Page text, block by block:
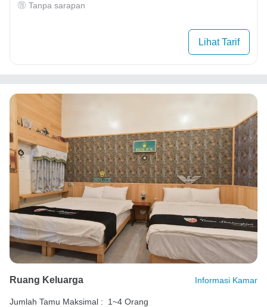
Tanpa sarapan
Lihat Tarif
Ruang Keluarga Informasi Kamar
Jumlah Tamu Maksimal :
1~4 Orang